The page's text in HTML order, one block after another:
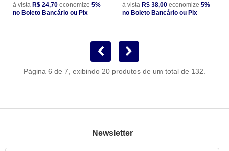
à vista R$ 24,70 economize 5%
no Boleto Bancário ou Pix
à vista R$ 38,00 economize 5%
no Boleto Bancário ou Pix
Página 6 de 7, exibindo 20 produtos de um total de 132.
Newsletter